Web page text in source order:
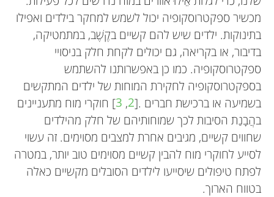
מכשיר ספקטרוסקופיה יכול לשמש למחקר בילדים ואפילו
בתינוקות. ילדים שיש להם קשיים בקֶשֶׁב, במתמטיקה,
בדיבור, או בקריאה, גם יכולים לקחת חלק בניסויי
ספקטרוסקופיה. כמו כן באפשרותנו להשתמש
בספקטרוסקופיה לחקירת המוחות של ילדים המתקשים
בשמיעה או ברכישת חברים .[2
,
3] חוקרי מוח מתעניינים
בהֲבָנַת הסיבות לכך שמוחותיהם של חלק מהילדים
שחווים קשיים, מגיבים אחרת למצבים מסוימים. זה עשוי
לסייע לחוקרי מוח להבין קשיים מסוימים טוב יותר, במטרה
לפתח טיפולים שיסייעו לילדים הסובלים מקשיים כאלה
בטווח הארוך.